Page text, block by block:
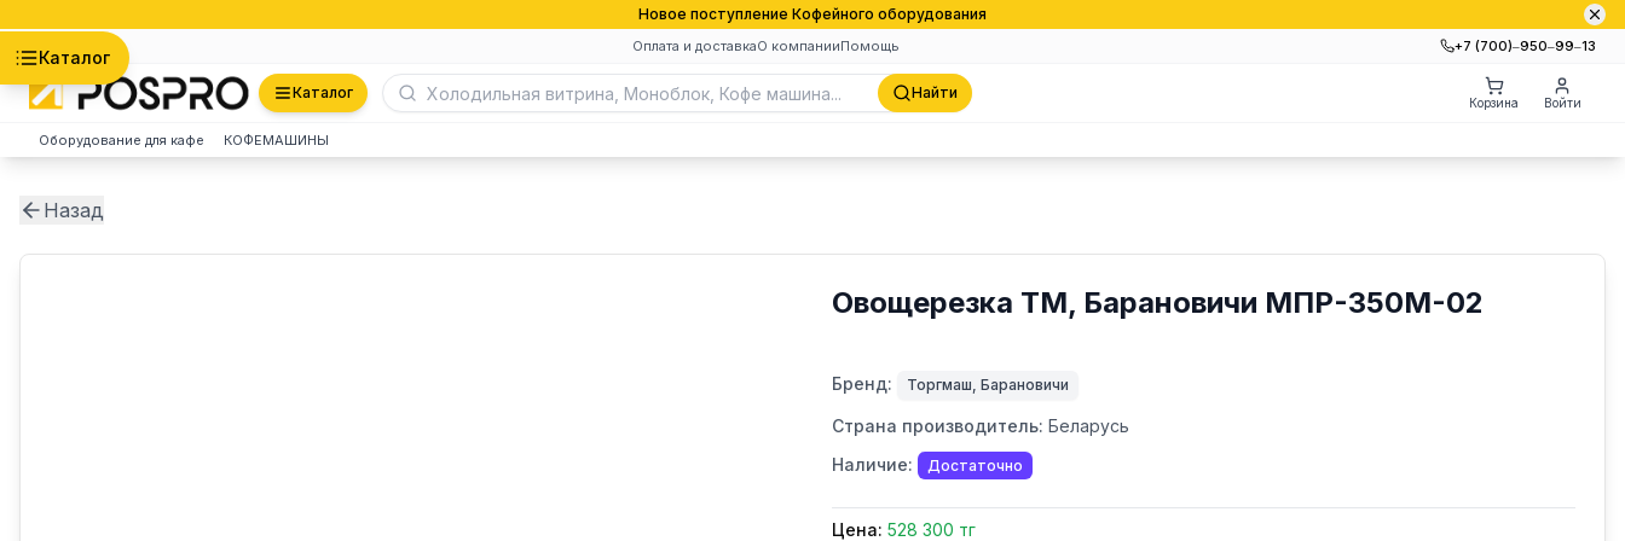
Новое поступление Кофейного оборудования
Оплата и доставкаО компанииПомощь +7 (700)‒950‒99‒13
Каталог
Каталог Найти
Корзина Войти
Оборудование для кафе КОФЕМАШИНЫ
Назад
Овощерезка ТМ, Барановичи МПР-350М-02
Бренд: Торгмаш, Барановичи
Страна производитель: Беларусь
Наличие:
Достаточно
Цена: 528 300 тг